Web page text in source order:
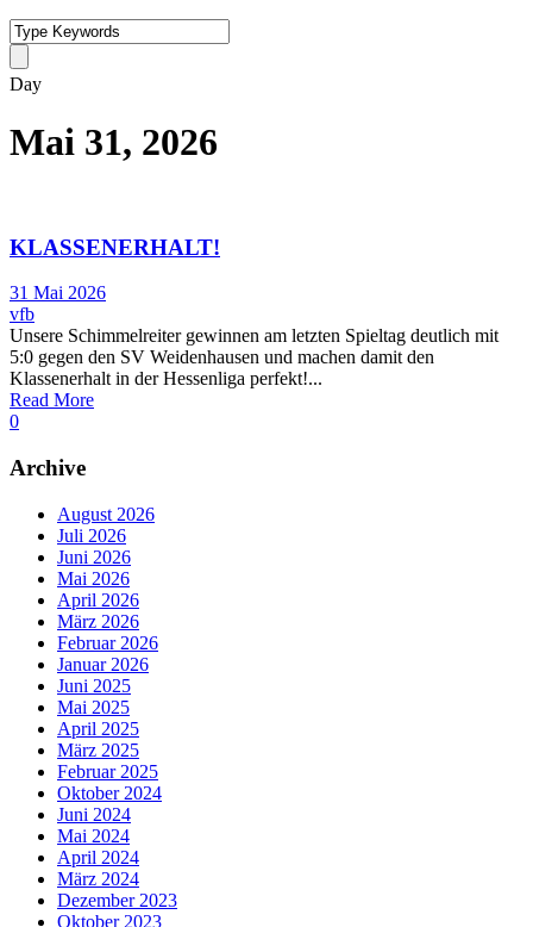
Day
Mai 31, 2026
KLASSENERHALT!
31 Mai 2026
vfb
Unsere Schimmelreiter gewinnen am letzten Spieltag deutlich mit
5:0 gegen den SV Weidenhausen und machen damit den
Klassenerhalt in der Hessenliga perfekt!...
Read More
0
Archive
August 2026
Juli 2026
Juni 2026
Mai 2026
April 2026
März 2026
Februar 2026
Januar 2026
Juni 2025
Mai 2025
April 2025
März 2025
Februar 2025
Oktober 2024
Juni 2024
Mai 2024
April 2024
März 2024
Dezember 2023
Oktober 2023